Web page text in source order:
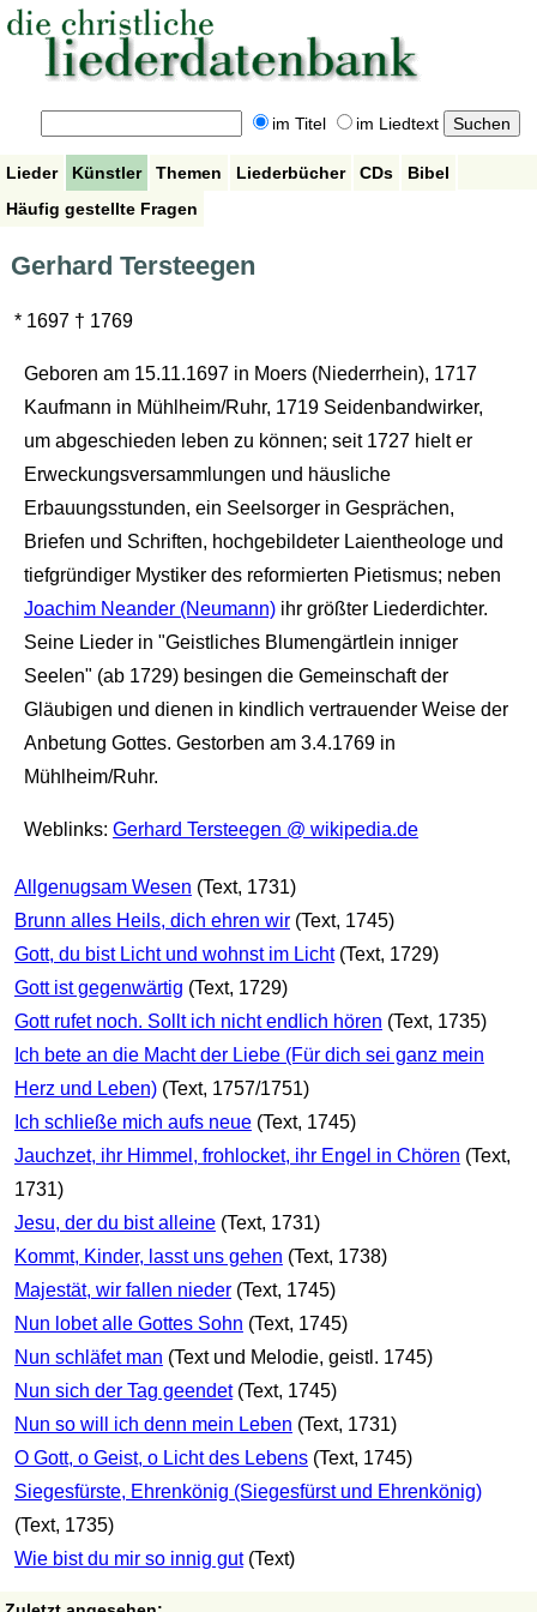
im Titel im Liedtext
Lieder Künstler Themen Liederbücher CDs
Bibel
Häufig gestellte Fragen
Gerhard Tersteegen
* 1697 † 1769
Geboren am 15.11.1697 in Moers (Niederrhein), 1717
Kaufmann in Mühlheim/Ruhr, 1719 Seidenbandwirker,
um abgeschieden leben zu können; seit 1727 hielt er
Erweckungsversammlungen und häusliche
Erbauungsstunden, ein Seelsorger in Gesprächen,
Briefen und Schriften, hochgebildeter Laientheologe und
tiefgründiger Mystiker des reformierten Pietismus; neben
Joachim Neander (Neumann)ihr größter Liederdichter.
Seine Lieder in "Geistliches Blumengärtlein inniger
Seelen" (ab 1729) besingen die Gemeinschaft der
Gläubigen und dienen in kindlich vertrauender Weise der
Anbetung Gottes. Gestorben am 3.4.1769 in
Mühlheim/Ruhr.
Weblinks: Gerhard Tersteegen @ wikipedia.de
Allgenugsam Wesen (Text, 1731)
Brunn alles Heils, dich ehren wir (Text, 1745)
Gott, du bist Licht und wohnst im Licht (Text, 1729)
Gott ist gegenwärtig (Text, 1729)
Gott rufet noch. Sollt ich nicht endlich hören (Text, 1735)
Ich bete an die Macht der Liebe (Für dich sei ganz mein
Herz und Leben) (Text, 1757/1751)
Ich schließe mich aufs neue (Text, 1745)
Jauchzet, ihr Himmel, frohlocket, ihr Engel in Chören (Text,
1731)
Jesu, der du bist alleine (Text, 1731)
Kommt, Kinder, lasst uns gehen (Text, 1738)
Majestät, wir fallen nieder (Text, 1745)
Nun lobet alle Gottes Sohn (Text, 1745)
Nun schläfet man (Text und Melodie, geistl. 1745)
Nun sich der Tag geendet (Text, 1745)
Nun so will ich denn mein Leben (Text, 1731)
O Gott, o Geist, o Licht des Lebens (Text, 1745)
Siegesfürste, Ehrenkönig (Siegesfürst und Ehrenkönig)
(Text, 1735)
Wie bist du mir so innig gut (Text)